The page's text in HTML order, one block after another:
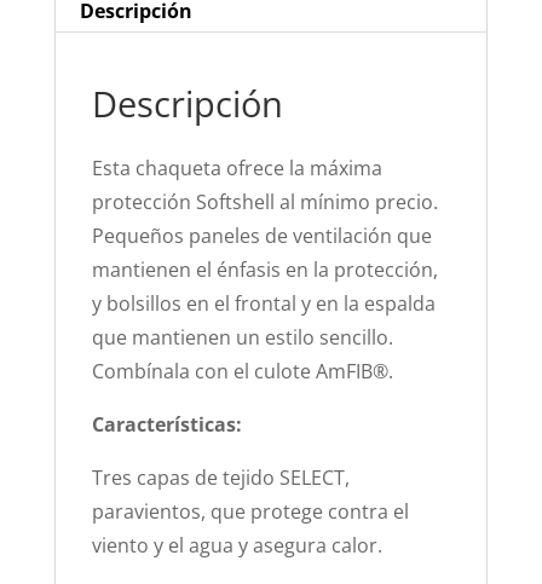
Descripción
Descripción
Esta chaqueta ofrece la máxima
protección Softshell al mínimo precio.
Pequeños paneles de ventilación que
mantienen el énfasis en la protección,
y bolsillos en el frontal y en la espalda
que mantienen un estilo sencillo.
Combínala con el culote AmFIB®.
Características:
Tres capas de tejido SELECT,
paravientos, que protege contra el
viento y el agua y asegura calor.